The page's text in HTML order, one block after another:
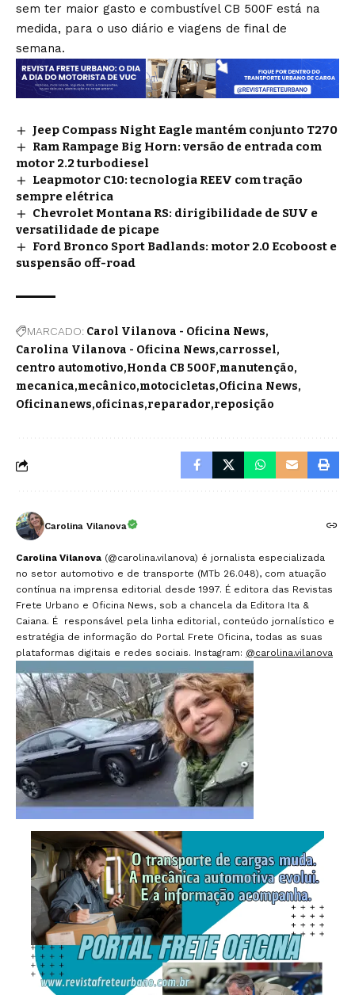
sem ter maior gasto e combustível CB 500F está na
medida, para o uso diário e viagens de final de
semana.
Jeep Compass Night Eagle mantém conjunto T270
Ram Rampage Big Horn: versão de entrada com
motor 2.2 turbodiesel
Leapmotor C10: tecnologia REEV com tração
sempre elétrica
Chevrolet Montana RS: dirigibilidade de SUV e
versatilidade de picape
Ford Bronco Sport Badlands: motor 2.0 Ecoboost e
suspensão off-road
MARCADO: Carol Vilanova - Oficina News
Carolina Vilanova - Oficina News carrossel
centro automotivo Honda CB 500F manutenção
mecanica mecânico motocicletas Oficina News
Oficinanews oficinas reparador reposição
Carolina Vilanova
Carolina Vilanova (@carolina.vilanova) é jornalista especializada
no setor automotivo e de transporte (MTb 26.048), com atuação
contínua na imprensa editorial desde 1997. É editora das Revistas
Frete Urbano e Oficina News, sob a chancela da Editora Ita &
Caiana. É responsável pela linha editorial, conteúdo jornalístico e
estratégia de informação do Portal Frete Oficina, todas as suas
plataformas digitais e redes sociais. Instagram: @carolina.vilanova